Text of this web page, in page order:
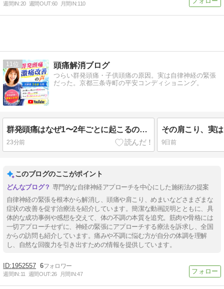
週間IN:20 週間OUT:60 月間IN:110
11 頭痛解消ブログ
つらい群発頭痛・子供頭痛の原因。実は自律神経の緊張
だった。京都三条寺町の平安コンディショニング。
群発頭痛はなぜ1〜2年ごとに起こるのか？「火山噴火」で知る痛みの正体 兵庫県34歳女性
23分前 9日前
このブログのここがポイント
専門的な自律神経アプローチを中心にした施術法の提案
自律神経の緊張を根本から解消し、頭痛や肩こり、めまいなどさまざまな
症状の改善を促す治療法を紹介しています。簡潔な動画説明とともに、具
体的な成功事例や感想を交えて、体の不調の本質を追究。筋肉や骨格には
一切アプローチせずに、神経の緊張にアプローチする療法を訴求し、全国
からの訪問も紹介しています。痛みや不調に悩む方が自分の体調を理解
し、自然な回復力を引き出すための情報を提供しています。
1952557 6
週間IN:11 週間OUT:26 月間IN:47